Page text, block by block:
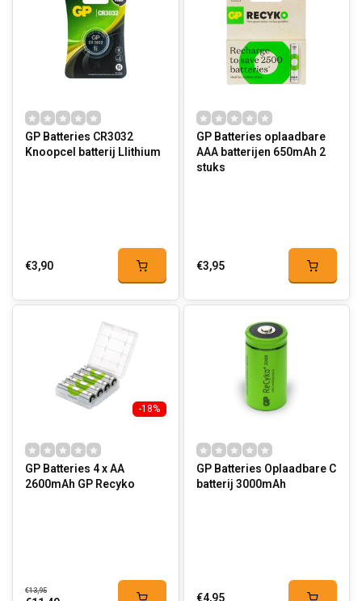
GP Batteries CR3032
Knoopcel batterij LIithium
€3,90
GP Batteries oplaadbare
AAA batterijen 650mAh 2
stuks
€3,95
-18%
GP Batteries 4 x AA
2600mAh GP Recyko
€13,95
GP Batteries Oplaadbare C
batterij 3000mAh